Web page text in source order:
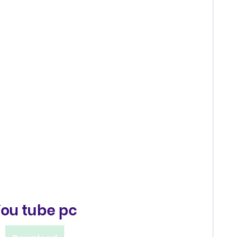
tube pc